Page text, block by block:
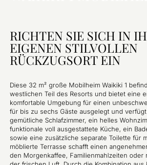
RICHTEN SIE SICH IN
EIGENEN STILVOLLEN
RÜCKZUGSORT EIN
Diese 32 m² große Mobilheim Waikiki 1
westlichen Teil des Resorts und bietet eine
komfortable Umgebung für einen
für bis zu sechs Gäste ausgelegt und
gemütliche Schlafzimmer, ein helles
funktionale voll ausgestattete Küche, ein
sowie eine zusätzliche separate Toilette für
möblierte Terrasse schafft einen
den Morgenkaffee, Familienmahlzeiten oder